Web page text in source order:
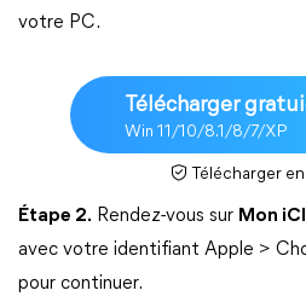
votre PC.
Télécharger
Win 11/10/8.1/8/7/XP
Télécharger
Étape 2. Rendez-vous sur Mon
avec votre identifiant Apple >
pour continuer.